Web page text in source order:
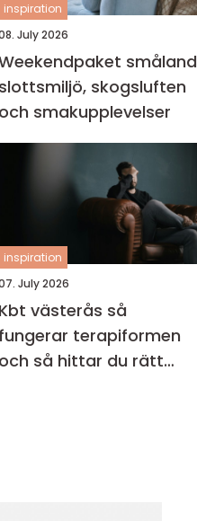
inspiration
July 2026
småland
slottsmiljö, skogsluften
och smakupplevelser
inspiration
July 2026
Kbt västerås så
fungerar terapiformen
och så hittar du rätt